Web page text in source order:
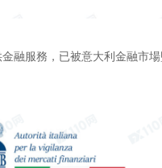
融服務，已被意大利金融市